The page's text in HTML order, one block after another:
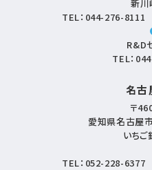
新川
TEL： 044-276-8111
R&D
TEL：
名古
〒
愛知県名古屋
いちご
TEL： 052-228-6377